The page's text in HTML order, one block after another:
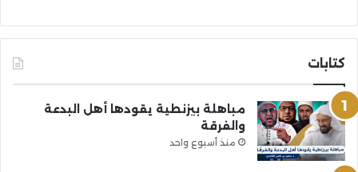
كتابات
مباهلة بيزنطية يقودها أهل البدعة
والفرقة
منذ أسبوع واحد